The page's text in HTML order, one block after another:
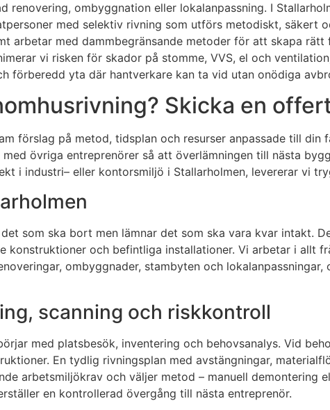
renovering, ombyggnation eller lokalanpassning. I
med selektiv rivning som utförs metodiskt, säkert
arbetar med dammbegränsande metoder för att skapa
vi risken för skador på stomme, VVS, el och
förberedd yta där hantverkare kan ta vid utan onödiga
Skicka en
förslag på metod, tidsplan och resurser anpassade till din
övriga entreprenörer så att överlämningen till nästa
i industri– eller kontorsmiljö i Stallarholmen, levererar vi
som ska bort men lämnar det som ska vara kvar intakt.
konstruktioner och befintliga installationer. Vi arbetar i allt
ombyggnader, stambyten och
scanning och riskkontroll
med platsbesök, inventering och behovsanalys. Vid
En tydlig rivningsplan med avstängningar,
arbetsmiljökrav och väljer metod – manuell demontering
en kontrollerad övergång till nästa entreprenör.